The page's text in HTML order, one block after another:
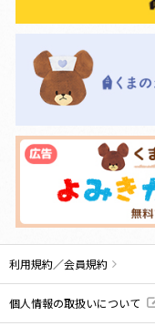
利用規約／会員規約
個人情報の取扱いについて